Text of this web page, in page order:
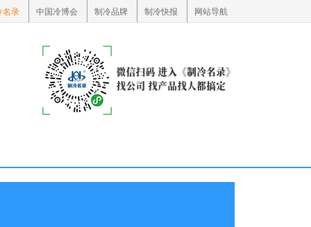
名录 中国冷博会 制冷品牌 制冷快报 网站导航